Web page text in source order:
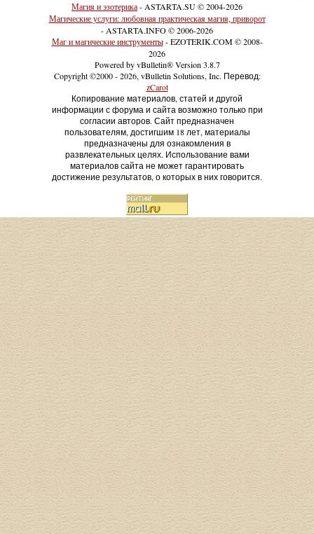
Магия и эзотерика- ASTARTA.SU © 2004-2026
Магические услуги: любовная практическая магия, приворот
- ASTARTA.INFO © 2006-2026
Маг и магические инструменты- EZOTERIK.COM © 2008-
2026
Powered by vBulletin® Version 3.8.7
Copyright ©2000 - 2026, vBulletin Solutions, Inc. Перевод:
zCarot
Копирование материалов, статей и другой
информации с форума и сайта возможно только при
согласии авторов. Сайт предназначен
пользователям, достигшим 18 лет, материалы
предназначены для ознакомления в
развлекательных целях. Использование вами
материалов сайта не может гарантировать
достижение результатов, о которых в них говорится.